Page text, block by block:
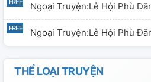
Ngoại Truyện:Lễ Hội Phù
Ngoại Truyện:Lễ Hội Phù
THỂ LOẠI TRUYỆN